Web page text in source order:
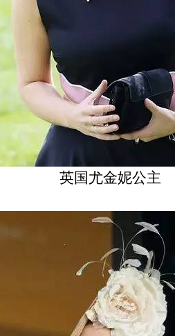
英国尤金妮公主